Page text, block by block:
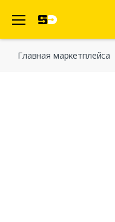
Главная марĸетплейса